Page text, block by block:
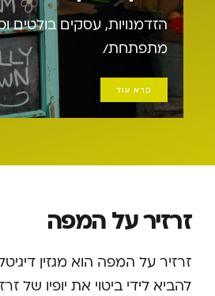
הזדמנויות, עסקים בולטים
מתפתחת/
קרא עוד
זרזיר על המפה
זרזיר על המפה הוא מגזין
להביא לידי ביטוי את יופיו של